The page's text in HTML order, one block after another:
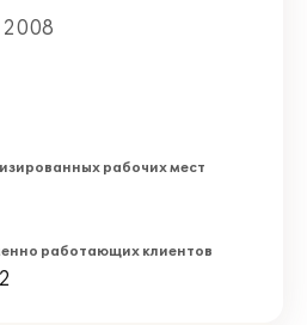
2008
рабочих мест
работающих клиентов